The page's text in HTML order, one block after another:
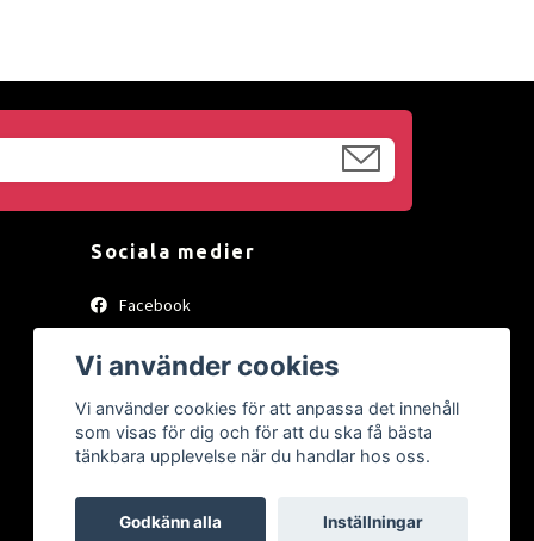
Sociala medier
Facebook
Vi använder cookies
Vi använder cookies för att anpassa det innehåll
som visas för dig och för att du ska få bästa
tänkbara upplevelse när du handlar hos oss.
Godkänn alla Inställningar